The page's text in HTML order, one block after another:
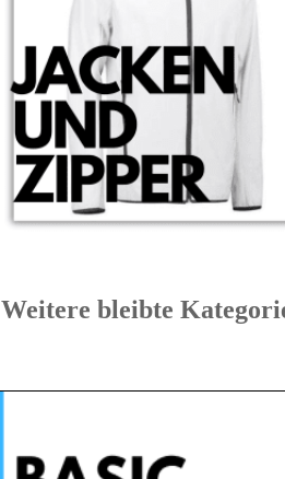
Weitere bleibte